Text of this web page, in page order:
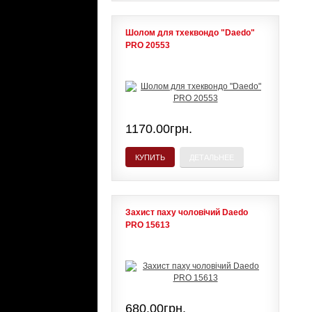
Шолом для тхеквондо "Daedo"
PRO 20553
1170.00грн.
КУПИТЬ
Захист паху чоловічий Daedo
PRO 15613
680.00грн.